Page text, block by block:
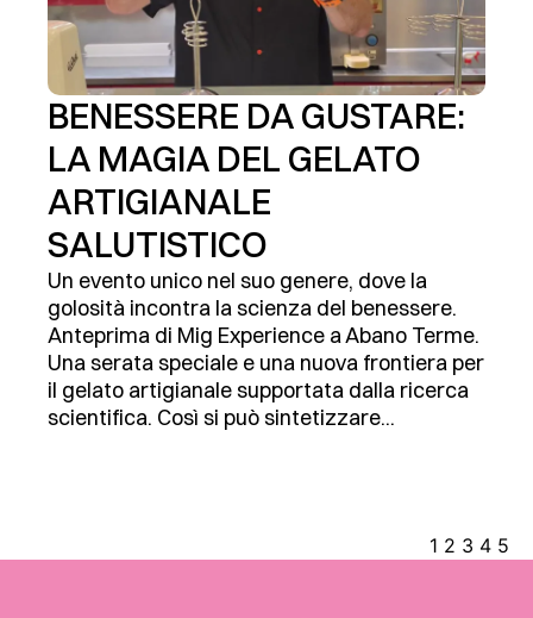
BENESSERE DA GUSTARE:
LA MAGIA DEL GELATO
ARTIGIANALE
SALUTISTICO
Un evento unico nel suo genere, dove la
golosità incontra la scienza del benessere.
Anteprima di Mig Experience a Abano Terme.
Una serata speciale e una nuova frontiera per
il gelato artigianale supportata dalla ricerca
scientifica. Così si può sintetizzare...
1 2 3 4 5